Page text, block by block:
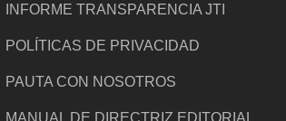
INFORME TRANSPARENCIA JTI
POLÍTICAS DE PRIVACIDAD
PAUTA CON NOSOTROS
MANUAL DE DIRECTRIZ EDITORIAL